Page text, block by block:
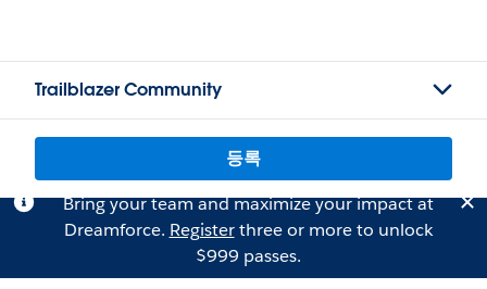
Trailblazer Community
등록
Bring your team and maximize your impact at
Dreamforce. Registerthree or more to unlock
$999 passes.